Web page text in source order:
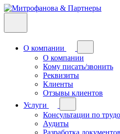
О компании
О компании
Кому писать/звонить
Реквизиты
Клиенты
Отзывы клиентов
Услуги
Консультации по
Аудиты
Разработка